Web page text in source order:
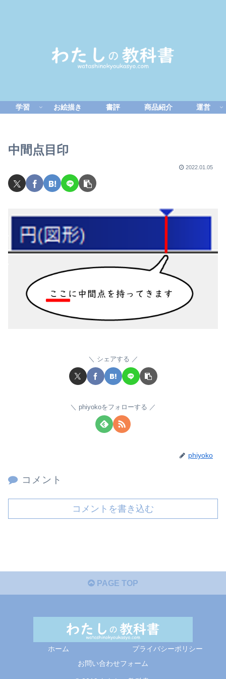
学習 お絵描き 書評 商品紹介 運営
中間点目印
2022.01.05
シェアする
phiyokoをフォローする
phiyoko
コメント
コメントを書き込む
PAGE TOP
ホーム
プライバシーポリシー
お問い合わせフォーム